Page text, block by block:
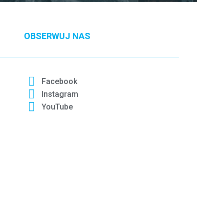
OBSERWUJ NAS
Facebook
Instagram
YouTube